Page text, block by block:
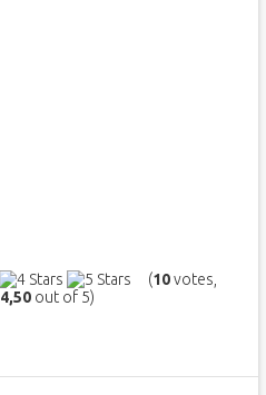
(10votes,
4,50 out of 5)